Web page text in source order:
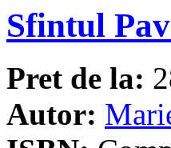
Sfintul
Pret de la:
Autor: